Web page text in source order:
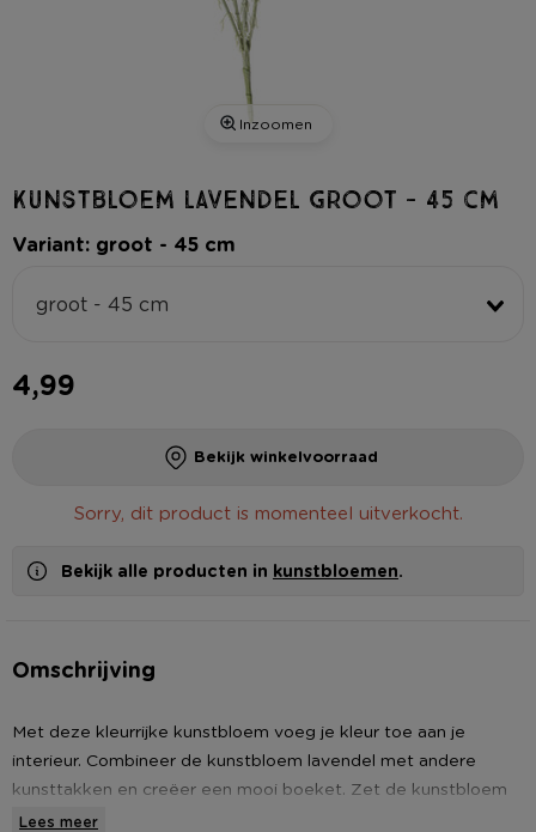
Inzoomen
Kunstbloem lavendel groot - 45 cm
Variant: groot - 45 cm
groot - 45 cm
4,99
Bekijk winkelvoorraad
Sorry, dit product is momenteel uitverkocht.
Bekijk alle producten in kunstbloemen.
Omschrijving
Met deze kleurrijke kunstbloem voeg je kleur toe aan je
interieur. Combineer de kunstbloem lavendel met andere
kunsttakken en creëer een mooi boeket. Zet de kunstbloem
in een mooie vaas, combineer met andere kunstbloemen voor
Lees meer